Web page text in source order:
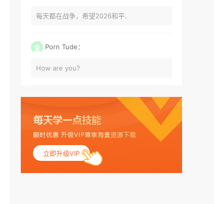
每天都在战争，希望2026和平.
Porn Tude：
How are you?
立即升级VIP